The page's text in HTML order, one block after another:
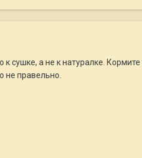
сушке, а не к натуралке.
не правельно.